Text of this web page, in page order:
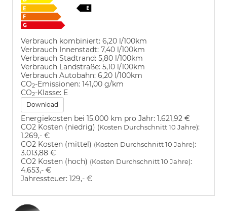
Verbrauch kombiniert: 6,20 l/100km
Verbrauch Innenstadt: 7,40 l/100km
Verbrauch Stadtrand: 5,80 l/100km
Verbrauch Landstraße: 5,10 l/100km
Verbrauch Autobahn: 6,20 l/100km
CO2-Emissionen: 141,00 g/km
CO2-Klasse: E
Download
Energiekosten bei 15.000 km pro Jahr: 1.621,92 €
CO2 Kosten (niedrig) (Kosten Durchschnitt 10 Jahre):
1.269,- €
CO2 Kosten (mittel) (Kosten Durchschnitt 10 Jahre):
3.013,88 €
CO2 Kosten (hoch) (Kosten Durchschnitt 10 Jahre):
4.653,- €
Jahressteuer: 129,- €